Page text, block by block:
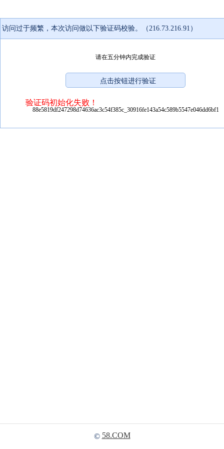
访问过于频繁，本次访问做以下验证码校验。（216.73.216.91）
请在五分钟内完成验证
验证码初始化失败！
88e5819df247298d74636ac3c54f385c_30916fe143a54c589b5547e046dd6bf1
© 58.COM